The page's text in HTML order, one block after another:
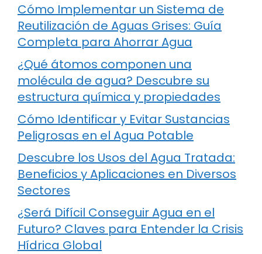
Cómo Implementar un Sistema de
Reutilización de Aguas Grises: Guía
Completa para Ahorrar Agua
¿Qué átomos componen una
molécula de agua? Descubre su
estructura química y propiedades
Cómo Identificar y Evitar Sustancias
Peligrosas en el Agua Potable
Descubre los Usos del Agua Tratada:
Beneficios y Aplicaciones en Diversos
Sectores
¿Será Difícil Conseguir Agua en el
Futuro? Claves para Entender la Crisis
Hídrica Global